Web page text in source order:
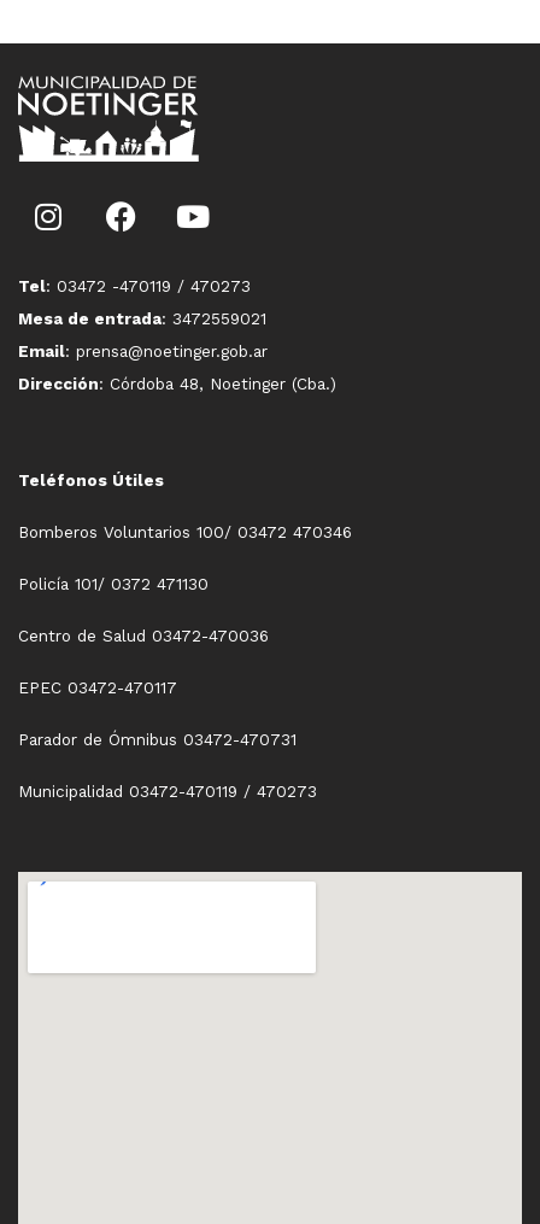
Tel: 03472 -470119 / 470273
Mesa de entrada: 3472559021
Email: prensa@noetinger.gob.ar
Dirección: Córdoba 48, Noetinger (Cba.)
Teléfonos Útiles
Bomberos Voluntarios 100/ 03472 470346
Policía 101/ 0372 471130
Centro de Salud 03472-470036
EPEC 03472-470117
Parador de Ómnibus 03472-470731
Municipalidad 03472-470119 / 470273